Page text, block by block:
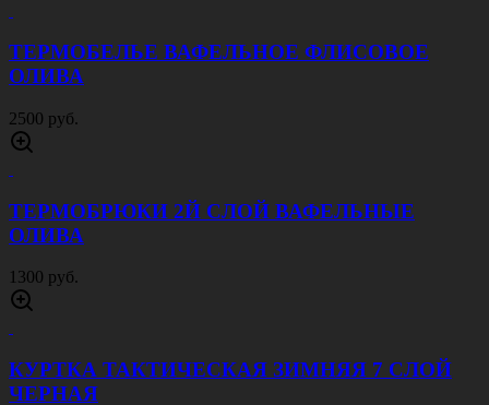
ТЕРМОБЕЛЬЕ ВАФЕЛЬНОЕ ФЛИСОВОЕ
ОЛИВА
2500 руб.
ТЕРМОБРЮКИ 2Й СЛОЙ ВАФЕЛЬНЫЕ
ОЛИВА
1300 руб.
КУРТКА ТАКТИЧЕСКАЯ ЗИМНЯЯ 7 СЛОЙ
ЧЕРНАЯ